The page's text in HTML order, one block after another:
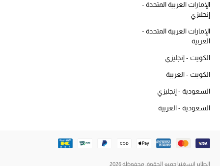
الشموع والعطور المنزلية
مستلزمات المنزل
الإمارات العربية المتحدة -
إنجليزي
الإمارات العربية المتحدة -
العربية
الكويت - إنجليزي
الكويت - العربية
السعودية - إنجليزي
السعودية - العربية
الطاير إنسغنيا جميع الحقوق محفوظة 2026